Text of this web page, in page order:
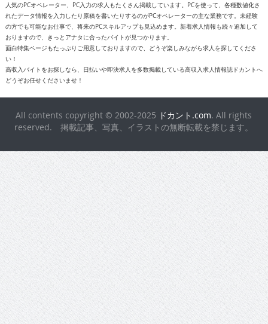
人気のPCオペレーター、PC入力の求人もたくさん掲載しています。PCを使って、各種数値化さ
れたデータ情報を入力したり原稿を書いたりするのがPCオペレーターの主な業務です。未経験
の方でも可能なお仕事で、将来のPCスキルアップも見込めます。新着求人情報も続々追加して
おりますので、きっとアナタに合ったバイトが見つかります。
面白特集ページもたっぷりご用意しておりますので、どうぞ楽しみながら求人を探してくださ
い！
高収入バイトをお探しなら、日払いや即決求人を多数掲載している高収入求人情報誌ドカントへ
どうぞお任せくださいませ！
All contents copyright © 2002-2025 ドカント.com. All rights
reserved. 掲載記事、写真、イラストの無断転載を禁じます。